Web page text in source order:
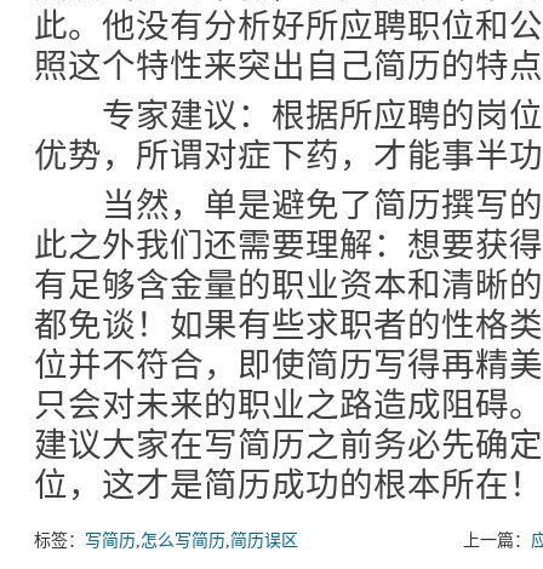
此。他没有分析好所应聘职位和
照这个特性来突出自己简历的特
专家建议：根据所应聘的岗位
优势，所谓对症下药，才能事半
当然，单是避免了简历撰写的
此之外我们还需要理解：想要获
有足够含金量的职业资本和清晰
都免谈！如果有些求职者的性格
位并不符合，即使简历写得再精
只会对未来的职业之路造成阻碍
建议大家在写简历之前务必先确
位，这才是简历成功的根本所在！
标签： 写简历,怎么写简历,简历误区 上一篇：